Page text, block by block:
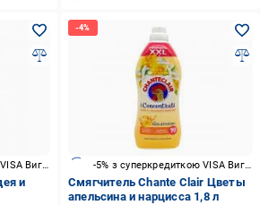
-5% з суперкредиткою VISA Вигода
и
-5% з суперкредиткою VISA Вигода
Смягчитель Chante Clair Цветы
апельсина и нарцисса 1,8 л